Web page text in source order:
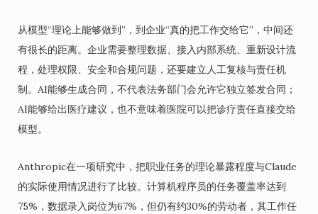
从模型“理论上能够做到”，到企业“真的把工作交给它”，中间还
有很长的距离。企业需要整理数据、接入内部系统、重新设计流
程，处理权限、安全和合规问题，还要建立人工复核与责任机
制。AI能够生成合同，不代表法务部门会允许它独立签发合同；
AI能够给出医疗建议，也不意味着医院可以把诊疗责任直接交给
模型。
Anthropic在一项研究中，把职业任务的理论暴露程度与Claude
的实际使用情况进行了比较。计算机程序员的任务覆盖率达到
75%，数据录入岗位为67%，但仍有约30%的劳动者，其工作任